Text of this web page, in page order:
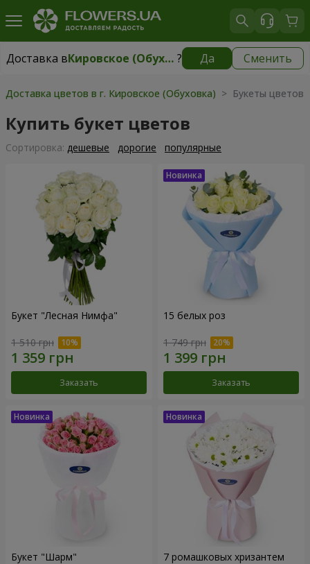
Доставка в Кировское (Обуховка) ? Да Сменить
Доставка вКировское (Обуховка) бесплатно
Доставка цветов в г. Кировское (Обуховка) > Букеты цветов
Купить букет цветов
Cортировка: дешевые дорогие популярные
Букет "Лесная Нимфа"
1 510 грн
Заказать
15 белых роз
1 749 грн
Заказать
Букет "Шарм" 7 ромашковых хризантем